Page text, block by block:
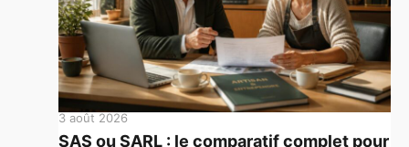
3 août 2026
SAS ou SARL : le comparatif complet pour